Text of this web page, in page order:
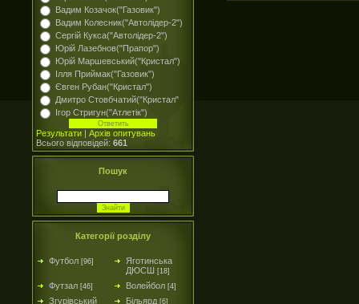
Вадим Козачок("Газовик")
Вадим Колесник("Автолідер-2")
Сергій Кукса("Автолідер-2")
Юрій Лазебнов("Прапор")
Юрій Маршевський("Кристал")
Ілля Приймак("Газовик")
Євген Рубан("Кристал")
Дмитро Стовбчатий("Кристал"
Ігор Стригун("Атлетік")
Результати | Архів опитувань
Всього відповідей: 661
Пошук
Категорії розділу
Футбол [96]
Яготинська
ДЮСШ [18]
Футзал [46] Волейбол [4]
Згурівський
Більярд [6]